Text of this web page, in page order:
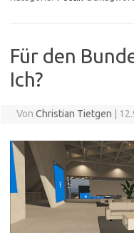
Für den
Ich?
Von Christian Tietgen |